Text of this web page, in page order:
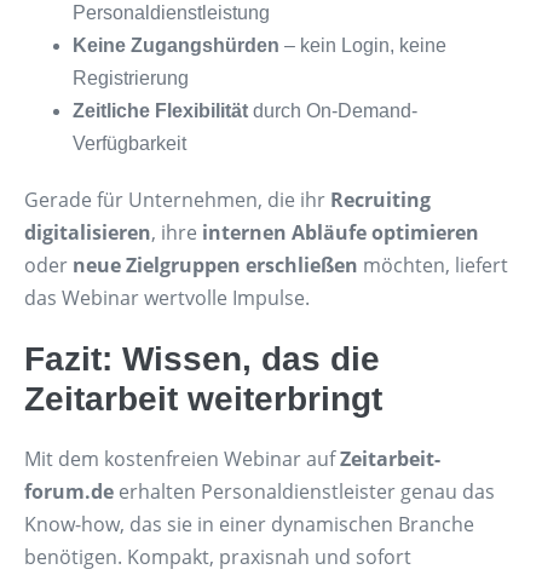
Personaldienstleistung
Keine Zugangshürden – kein Login, keine
Registrierung
Zeitliche Flexibilität durch On-Demand-
Verfügbarkeit
Gerade für Unternehmen, die ihr Recruiting
digitalisieren, ihre internen Abläufe optimieren
oder neue Zielgruppen erschließen möchten, liefert
das Webinar wertvolle Impulse.
Fazit: Wissen, das die
Zeitarbeit weiterbringt
Mit dem kostenfreien Webinar aufZeitarbeit-
forum.de erhalten Personaldienstleister genau das
Know-how, das sie in einer dynamischen Branche
benötigen. Kompakt, praxisnah und sofort